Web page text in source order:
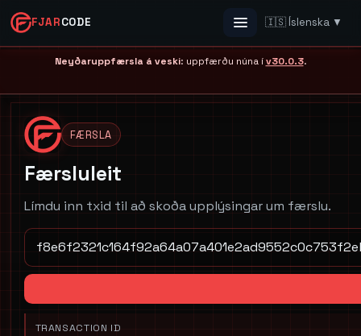
FJARCODE Menu 🇮🇸 Íslenska ▼
Neyðaruppfærsla á veski: uppfærðu núna ív30.0.3.
FÆRSLA
Færsluleit
Límdu inn txid til að skoða upplýsingar um færslu.
TRANSACTION ID